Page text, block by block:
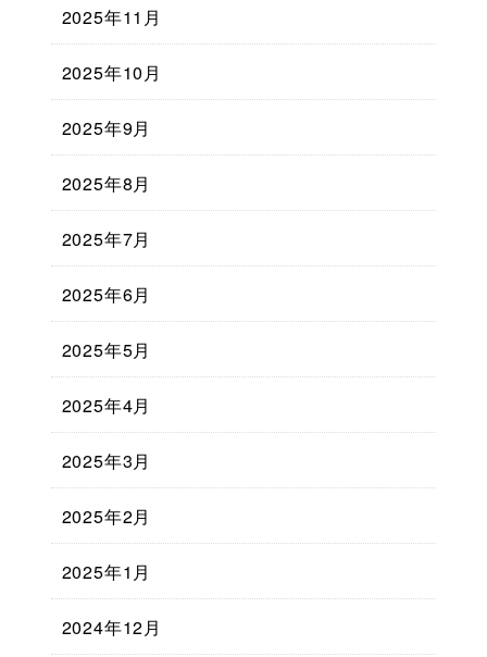
2025年11月
2025年10月
2025年9月
2025年8月
2025年7月
2025年6月
2025年5月
2025年4月
2025年3月
2025年2月
2025年1月
2024年12月